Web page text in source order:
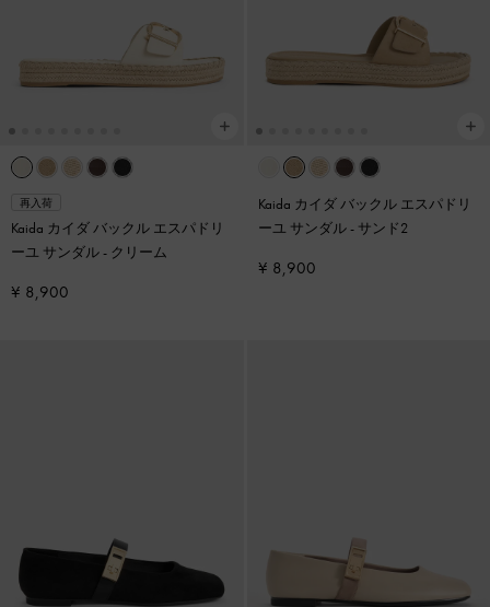
再入荷
Kaida カイダ バックル エスパドリ
ーユ サンダル- クリーム
¥ 8,900
Kaida カイダ バックル エスパドリ
ーユ サンダル- サンド2
¥ 8,900